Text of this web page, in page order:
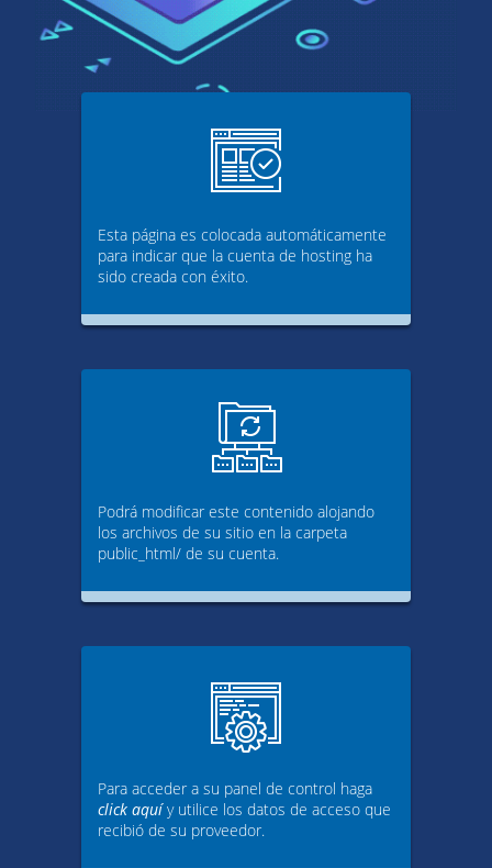
Esta página es colocada automáticamente
para indicar que la cuenta de hosting ha
sido creada con éxito.
Podrá modificar este contenido alojando
los archivos de su sitio en la carpeta
public_html/ de su cuenta.
Para acceder a su panel de control haga
click aquíy utilice los datos de acceso que
recibió de su proveedor.